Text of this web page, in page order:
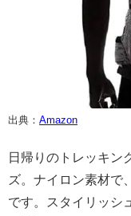
出典： Amazon
日帰りのトレッキン
ズ。ナイロン素材で
です。スタイリッシ